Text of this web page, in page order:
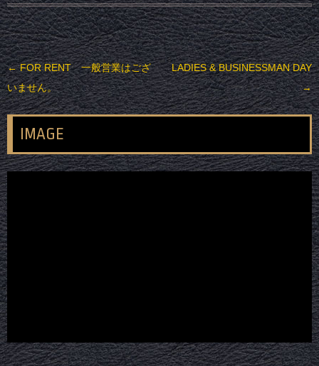
投稿ナビゲーション
←FOR RENT 一般営業はござ
いません。
LADIES & BUSINESSMAN DAY
→
IMAGE